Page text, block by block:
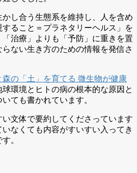
し合う生態系を維持し、人を含め
ること＝プラネタリーヘルス」を
治療」よりも「予防」に重きを置
ない生き方のための情報を発信さ
森の「土」を育てる 微生物が健康
球環境とヒトの病の根本的な原因と
ても書かれています。
文体で要約してくださっています
なくても内容がすいすい入ってき
。